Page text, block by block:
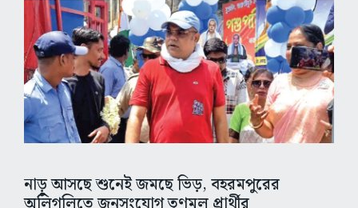
নাড়ু আসছে শুনেই জমছে ভিড়, বহরমপুরের